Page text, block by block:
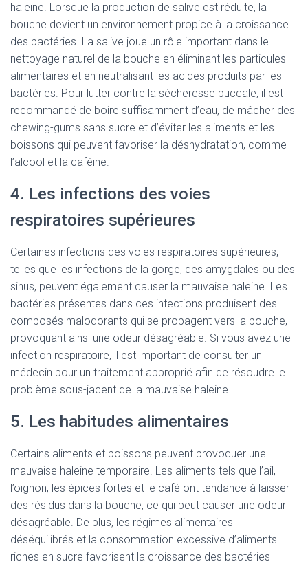
haleine. Lorsque la production de salive est réduite, la
bouche devient un environnement propice à la croissance
des bactéries. La salive joue un rôle important dans le
nettoyage naturel de la bouche en éliminant les particules
alimentaires et en neutralisant les acides produits par les
bactéries. Pour lutter contre la sécheresse buccale, il est
recommandé de boire suffisamment d’eau, de mâcher des
chewing-gums sans sucre et d’éviter les aliments et les
boissons qui peuvent favoriser la déshydratation, comme
l’alcool et la caféine.
4. Les infections des voies
respiratoires supérieures
Certaines infections des voies respiratoires supérieures,
telles que les infections de la gorge, des amygdales ou des
sinus, peuvent également causer la mauvaise haleine. Les
bactéries présentes dans ces infections produisent des
composés malodorants qui se propagent vers la bouche,
provoquant ainsi une odeur désagréable. Si vous avez une
infection respiratoire, il est important de consulter un
médecin pour un traitement approprié afin de résoudre le
problème sous-jacent de la mauvaise haleine.
5. Les habitudes alimentaires
Certains aliments et boissons peuvent provoquer une
mauvaise haleine temporaire. Les aliments tels que l’ail,
l’oignon, les épices fortes et le café ont tendance à laisser
des résidus dans la bouche, ce qui peut causer une odeur
désagréable. De plus, les régimes alimentaires
déséquilibrés et la consommation excessive d’aliments
riches en sucre favorisent la croissance des bactéries